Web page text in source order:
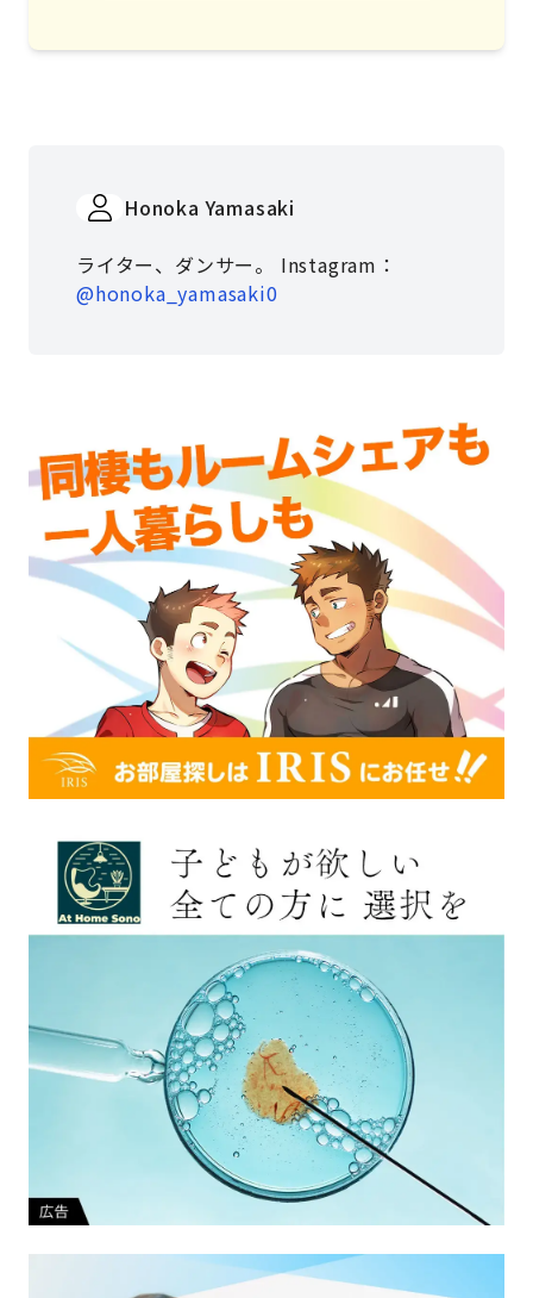
Honoka Yamasaki
ライター、ダンサー。 Instagram：
@honoka_yamasaki0